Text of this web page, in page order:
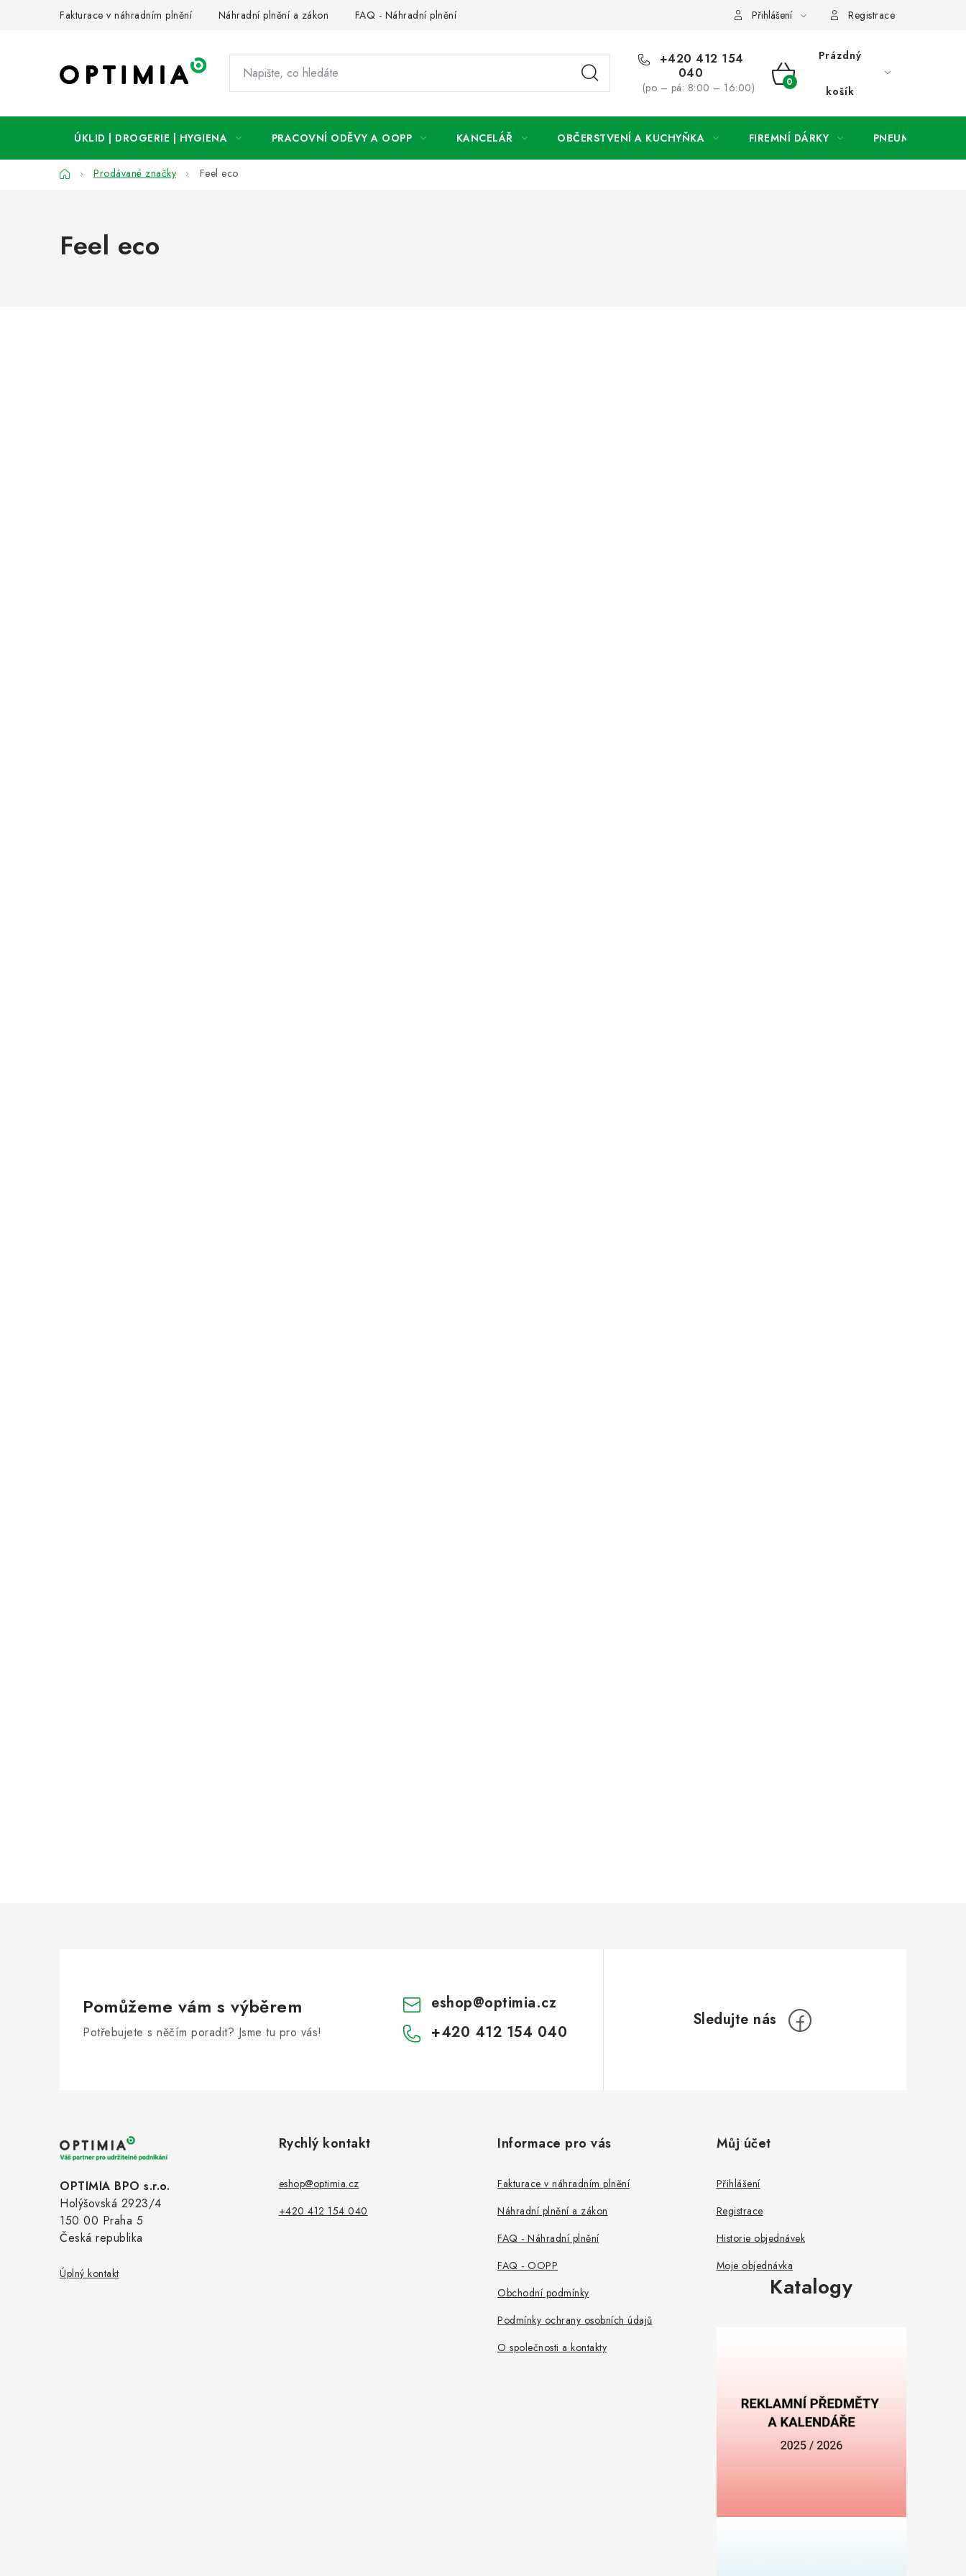
Fakturace v náhradním plnění Náhradní plnění a zákon FAQ - Náhradní plnění Podmínky ochrany osobních údajů O společnosti a
Přihlášení Registrace
+420 412 154
040
(po – pá: 8:00 – 16:00)
NÁKUPNÍ
KOŠÍK
Prázdný
košík
ÚKLID | DROGERIE | HYGIENA PRACOVNÍ ODĚVY A OOPP KANCELÁŘ OBČERSTVENÍ A KUCHYŇKA FIREMNÍ DÁRKY PNEUMATIKY
DomůProdávané značky Feel eco
Feel eco
Pomůžeme vám s výběrem
Potřebujete s něčím poradit? Jsme tu pro vás!
eshop@optimia.cz
+420 412 154 040
OPTIMIA BPO s.r.o.
Holýšovská 2923/4
150 00 Praha 5
Česká republika
Úplný kontakt
Rychlý kontakt
eshop@optimia.cz
+420 412 154 040
Informace pro vás
Fakturace v náhradním plnění
Náhradní plnění a zákon
FAQ - Náhradní plnění
FAQ - OOPP
Obchodní podmínky
Podmínky ochrany osobních údajů
O společnosti a kontakty
Můj účet
Přihlášení
Registrace
Historie objednávek
Moje objednávka
Katalogy